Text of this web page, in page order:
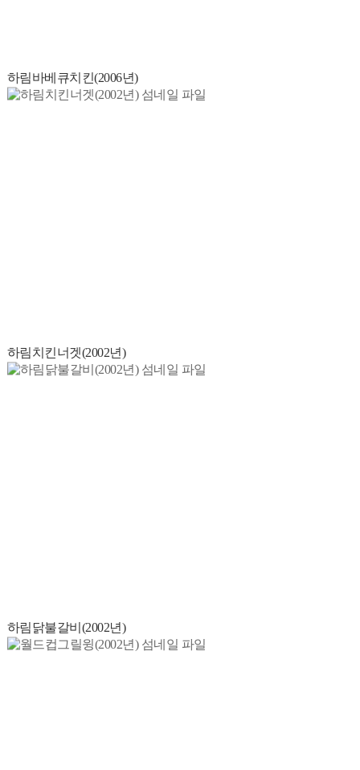
하림바베큐치킨(2006년)
하림치킨너겟(2002년)
하림닭불갈비(2002년)